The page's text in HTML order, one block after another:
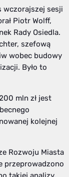
wczorajszej sesji
Piotr Wolff,
Rady Osiedla.
szefową
wobec budowy
Było to
mln zł jest
kolejnej
Rozwoju Miasta
przeprowadzono